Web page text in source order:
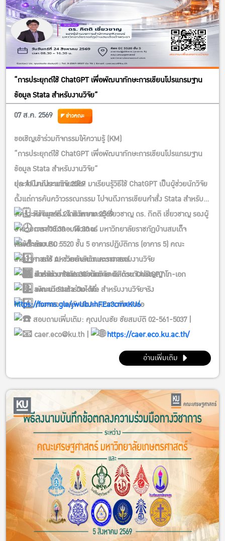
“การประยุกต์ใช้ ChatGPT เพื่อพัฒนาทักษะการเขียนโปรแกรมฐาน
ข้อมูล Stata สำหรับงานวิจัย”
07 ส.ค. 2569
ข่าวคณะ
ขอเชิญเข้าร่วมกิจกรรมให้ความรู้ (KM)
“การประยุกต์ใช้ ChatGPT เพื่อพัฒนาทักษะการเขียนโปรแกรมฐาน
ข้อมูล Stata สำหรับงานวิจัย”
ประจำปีงบประมาณ 2569
ยุค AI มาถึงงานวิจัยแล้ว! มาเรียนรู้วิธีใช้ ChatGPT เป็นผู้ช่วยนักวิจัย
ตั้งแต่การค้นคว้าวรรณกรรม ไปจนถึงการเขียนคำสั่ง Stata สำหรับ
วิเคราะห์ข้อมูลจริง โดยวิทยากรผู้เชี่ยวชาญ ดร. กิตติ เชี่ยวชาญ รองผู้
อำนวยการสำนักคอมพิวเตอร์ มหาวิทยาลัยราชภัฏบ้านสมเด็จ
เจ้าพระยา
วันจันทร์ที่ 24 สิงหาคม 2569
เวลา 08.30 – 16.30 น.
ห้อง EC 5520 ชั้น 5 อาคารปฏิบัติการ (อาคาร 5) คณะ
เศรษฐศาสตร์ มหาวิทยาลัยเกษตรศาสตร์
รับจำนวนจำกัด 30 ท่าน
หัวข้อการอบรม:
การใช้ AI ช่วยค้นคว้าและวางกรอบงานวิจัย
การสร้าง Stata Commands ด้วย ChatGPT
พัฒนา Stata Do-file สำหรับงานวิจัยจริง
ตรวจสอบผลลัพธ์และแนวทางศึกษาต่อ
สำหรับ: คณาจารย์ นักวิจัย นิสิตระดับปริญญาโท-เอก
ลงทะเบียนเข้าร่วมได้ที่:
https://forms.gle/jwUbJihFEa3cmxKU6
สอบถามเพิ่มเติม: คุณปณชัย ชัยสมบัติ 02-561-5037 |
caer.eco@ku.th |
https://caer.eco.ku.ac.th/
อ่านเพิ่มเติม